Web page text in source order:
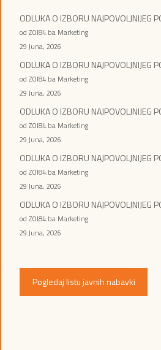
ODLUKA O IZBORU NAJPOVOLJNIJEG
od ZOI84.ba Marketing
29 Juna, 2026
ODLUKA O IZBORU NAJPOVOLJNIJEG
od ZOI84.ba Marketing
29 Juna, 2026
ODLUKA O IZBORU NAJPOVOLJNIJEG
od ZOI84.ba Marketing
29 Juna, 2026
ODLUKA O IZBORU NAJPOVOLJNIJEG
od ZOI84.ba Marketing
29 Juna, 2026
ODLUKA O IZBORU NAJPOVOLJNIJEG
od ZOI84.ba Marketing
29 Juna, 2026
Pogledaj listu javnih nabavki